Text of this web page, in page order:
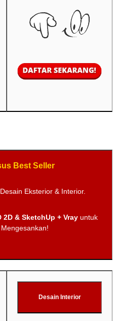
Best Seller
Eksterior & Interior.
2D & SketchUp + Vray untuk
Desain Interior